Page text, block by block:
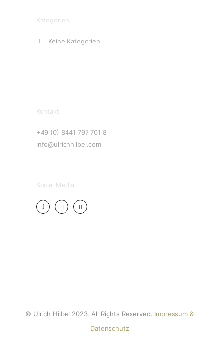
Kategorien
Keine Kategorien
Kontakt
+49 (0) 8441 797 701 8
info@ulrichhilbel.com
Social Media
© Ulrich Hilbel 2023. All Rights Reserved. Impressum &
Datenschutz